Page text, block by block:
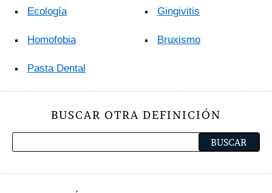
Ecología
Homofobia
Pasta Dental
Gingivitis
Bruxismo
BUSCAR OTRA DEFINICIÓN